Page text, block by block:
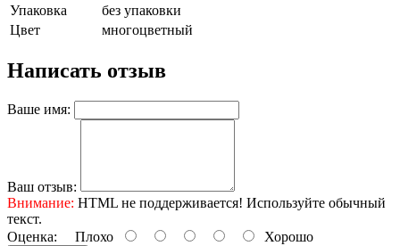
Упаковка
без упаковки
Цвет
многоцветный
Написать отзыв
Ваше имя:
Ваш отзыв:
Внимание: HTML не поддерживается! Используйте обычный
текст.
Оценка: Плохо Хорошо